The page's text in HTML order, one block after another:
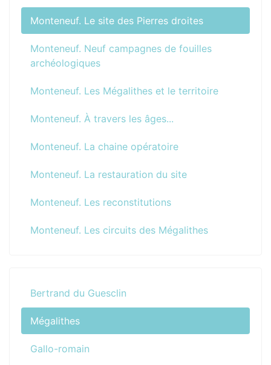
Monteneuf. Le site des Pierres droites
Monteneuf. Neuf campagnes de fouilles
archéologiques
Monteneuf. Les Mégalithes et le territoire
Monteneuf. À travers les âges...
Monteneuf. La chaine opératoire
Monteneuf. La restauration du site
Monteneuf. Les reconstitutions
Monteneuf. Les circuits des Mégalithes
Bertrand du Guesclin
Mégalithes
Gallo-romain